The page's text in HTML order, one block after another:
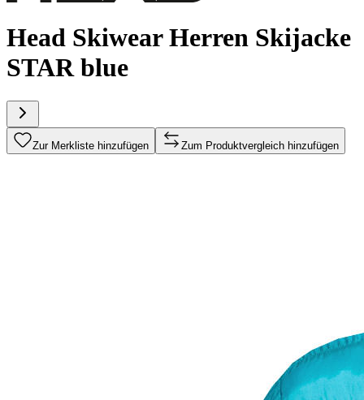
Head Skiwear Herren Skijacke
STAR blue
Zur Merkliste hinzufügen Zum Produktvergleich hinzufügen